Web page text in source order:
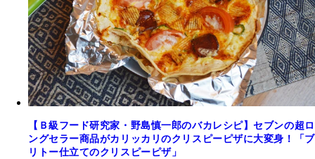
【Ｂ級フード研究家・野島慎一郎のバカレシピ】セブンの超ロ
ングセラー商品がカリッカリのクリスピーピザに大変身！「ブ
リトー仕立てのクリスピーピザ」